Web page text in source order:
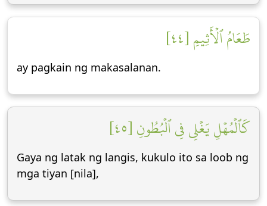
طَعَامُ ٱلۡأَثِيمِ [٤٤]
ay pagkain ng makasalanan.
كَٱلۡمُهۡلِ يَغۡلِي فِي ٱلۡبُطُونِ [٤٥]
Gaya ng latak ng langis, kukulo ito sa loob ng
mga tiyan [nila],